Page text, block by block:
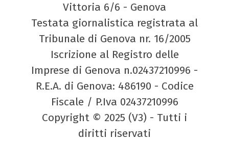
Vittoria 6/6 - Genova
Testata giornalistica registrata al
Tribunale di Genova nr. 16/2005
Iscrizione al Registro delle
Imprese di Genova n.02437210996 -
R.E.A. di Genova: 486190 - Codice
Fiscale / P.Iva 02437210996
Copyright © 2025 (V3) - Tutti i
diritti riservati